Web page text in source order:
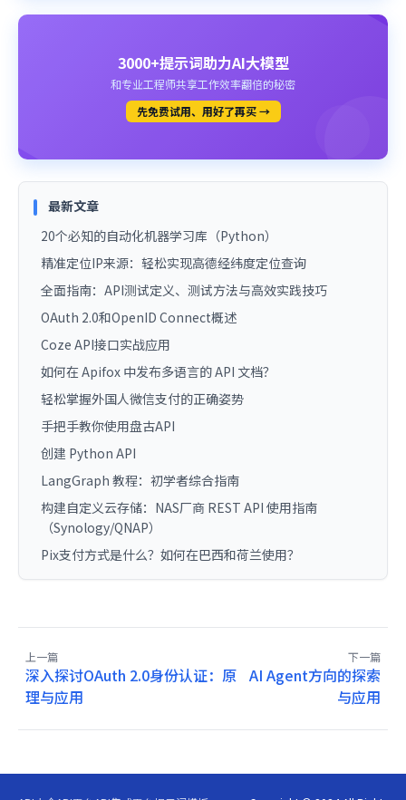
3000+提示词助力AI大模型
和专业工程师共享工作效率翻倍的秘密
先免费试用、用好了再买 →
最新文章
20个必知的自动化机器学习库（Python）
精准定位IP来源：轻松实现高德经纬度定位查询
全面指南：API测试定义、测试方法与高效实践技巧
OAuth 2.0和OpenID Connect概述
Coze API接口实战应用
如何在 Apifox 中发布多语言的 API 文档？
轻松掌握外国人微信支付的正确姿势
手把手教你使用盘古API
创建 Python API
LangGraph 教程：初学者综合指南
构建自定义云存储：NAS厂商 REST API 使用指南
（Synology/QNAP）
Pix支付方式是什么？如何在巴西和荷兰使用？
上一篇
深入探讨OAuth 2.0身份认证：原
理与应用
下一篇
AI Agent方向的探索
与应用